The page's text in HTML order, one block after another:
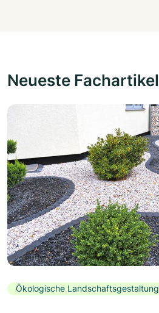
Neueste Fachartikel
Ökologische Landschaftsgestaltung